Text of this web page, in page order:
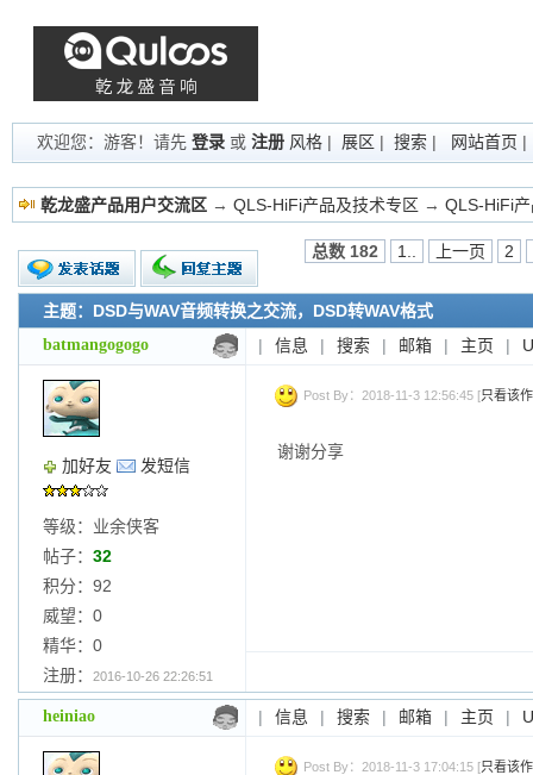
欢迎您：游客！请先 登录 或 注册 风格 | 展区 | 搜索 | 网站首页
乾龙盛产品用户交流区 → QLS-HiFi产品及技术专区 → QLS-HiFi
新的主题
投票帖
交易帖
小字报
总数 182 1.. 上一页 2
主题：DSD与WAV音频转换之交流，DSD转WAV格式
batmangogogo | 信息 | 搜索 | 邮箱 | 主页 |
加好友 发短信
等级：业余侠客
帖子： 32
积分：92
威望：0
精华：0
注册：
2016-10-26 22:26:51
Post By：2018-11-3 12:56:45 [只看该
谢谢分享
heiniao | 信息 | 搜索 | 邮箱 | 主页 |
Post By：2018-11-3 17:04:15 [只看该